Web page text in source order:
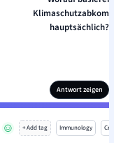
hauptsächlich?
Antwort zeigen
+ Add tag Immunology